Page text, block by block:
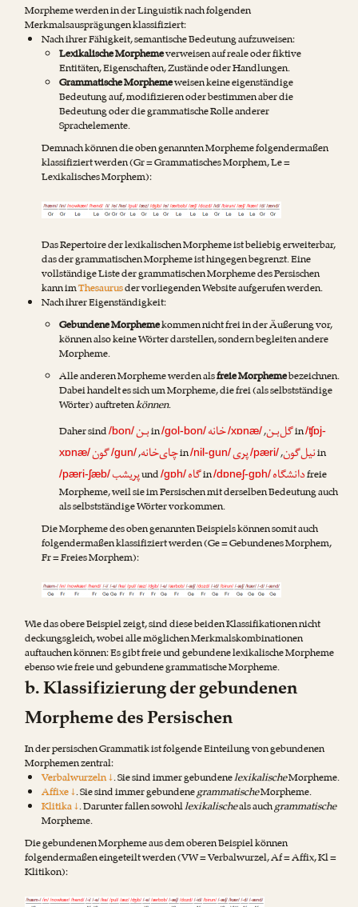
Morpheme werden in der Linguistik nach folgenden
Merkmalsausprägungen klassifiziert:
Nach ihrer Fähigkeit, semantische Bedeutung aufzuweisen:
Lexikalische Morphemeverweisen auf reale oder fiktive
Entitäten, Eigenschaften, Zustände oder Handlungen.
Grammatische Morphemeweisen keine eigenständige
Bedeutung auf, modifizieren oder bestimmen aber die
Bedeutung oder die grammatische Rolle anderer
Sprachelemente.
Demnach können die oben genannten Morpheme folgendermaßen
klassifiziert werden (Gr = Grammatisches Morphem, Le =
Lexikalisches Morphem):
Das Repertoire der lexikalischen Morpheme ist beliebig erweiterbar,
das der grammatischen Morpheme ist hingegen begrenzt. Eine
vollständige Liste der grammatischen Morpheme des Persischen
kann imThesaurusder vorliegenden Website aufgerufen werden.
Nach ihrer Eigenständigkeit:
Gebundene Morphemekommen nicht frei in der Äußerung vor,
können also keine Wörter darstellen, sondern begleiten andere
Morpheme.
Alle anderen Morpheme werden alsfreie Morphemebezeichnen.
Dabei handelt es sich um Morpheme, die frei (als selbstständige
Wörter) auftretenkönnen.
Daher sind/bon/بـنin/gol-bon/ گل‌بـن,
/xɒnæ/خانه in/ʧɒj-
xɒnæ/
چای‌خانه,
/gun/گون in/nil-gun/ نیل‌گون,
/pæri/پری in
/pæri-ʃæb/پریشبund/gɒh/گاهin/dɒneʃ-gɒh/دانشگاهfreie
Morpheme, weil sie im Persischen mit derselben Bedeutung auch
als selbstständige Wörter vorkommen.
Die Morpheme des oben genannten Beispiels können somit auch
folgendermaßen klassifiziert werden (Ge = Gebundenes Morphem,
Fr = Freies Morphem):
Wie das obere Beispiel zeigt, sind diese beiden Klassifikationen nicht
deckungsgleich, wobei alle möglichen Merkmalskombinationen
auftauchen können: Es gibt freie und gebundene lexikalische Morpheme
ebenso wie freie und gebundene grammatische Morpheme.
b. Klassifizierung der gebundenen
Morpheme des Persischen
In der persischen Grammatik ist folgende Einteilung von gebundenen
Morphemen zentral:
Verbalwurzeln ↓. Sie sind immer gebundenelexikalischeMorpheme.
Affixe ↓. Sie sind immer gebundenegrammatischeMorpheme.
Klitika ↓. Darunter fallen sowohllexikalischeals auchgrammatische
Morpheme.
Die gebundenen Morpheme aus dem oberen Beispiel können
folgendermaßen eingeteilt werden (VW = Verbalwurzel, Af = Affix, Kl =
Klitikon):